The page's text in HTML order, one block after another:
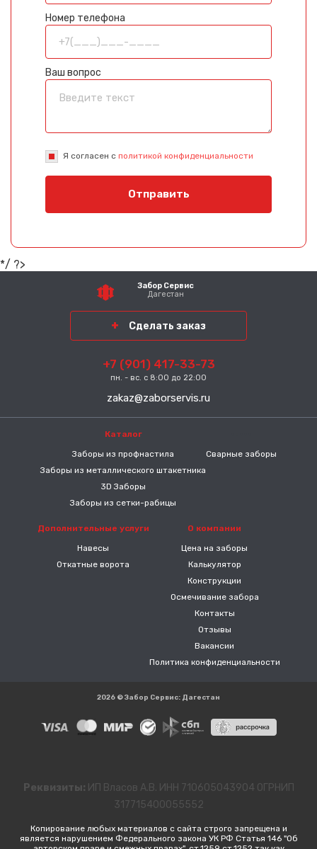
Номер телефона
Ваш вопрос
Я согласен с политикой конфиденциальности
Отправить
*/ ?>
Забор Сервис
Дагестан
Сделать заказ
+7 (901) 417-33-73
пн. - вс. с 8:00 до 22:00
zakaz@zaborservis.ru
Каталог
Заборы из профнастила
Заборы из металлического штакетника
3D Заборы
Заборы из сетки-рабицы
Сварные заборы
Дополнительные услуги
Навесы
Откатные ворота
О компании
Цена на заборы
Калькулятор
Конструкции
Осмечивание забора
Контакты
Отзывы
Вакансии
Политика конфиденциальности
2026 © Забор Сервис: Дагестан
Реквизиты: ИП Власов А.В. ИНН 710605043904 ОГРНИП
317715400055552
Копирование любых материалов с сайта строго запрещена и
является нарушением Федерального закона УК РФ Статья 146 "Об